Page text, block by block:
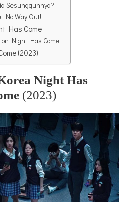
Sesungguhnya?
No Way Out!
Has Come
Night Has Come
(2023)
Night Has
(2023)